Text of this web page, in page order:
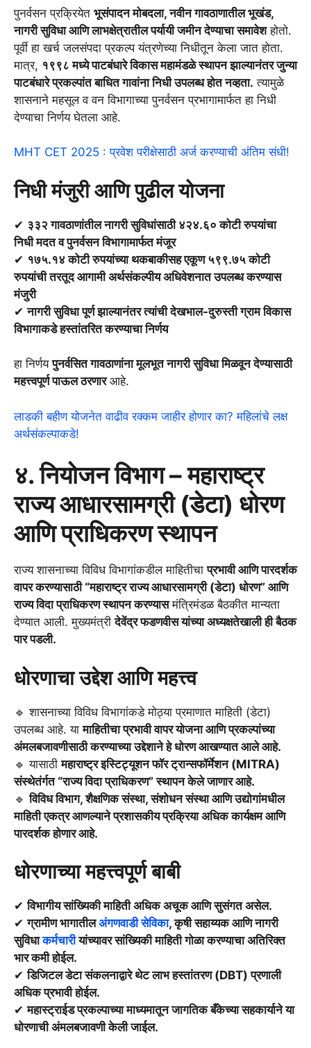
पुनर्वसन प्रक्रियेत भूसंपादन मोबदला, नवीन गावठाणातील भूखंड,
नागरी सुविधा आणि लाभक्षेत्रातील पर्यायी जमीन देण्याचा समावेशहोतो.
पूर्वी हा खर्च जलसंपदा प्रकल्प यंत्रणेच्या निधीतून केला जात होता.
मात्र, १९९८ मध्ये पाटबंधारे विकास महामंडळे स्थापन झाल्यानंतर जुन्या
पाटबंधारे प्रकल्पांत बाधित गावांना निधी उपलब्ध होत नव्हता. त्यामुळे
शासनाने महसूल व वन विभागाच्या पुनर्वसन प्रभागामार्फत हा निधी
देण्याचा निर्णय घेतला आहे.
MHT CET 2025 : प्रवेश परीक्षेसाठी अर्ज करण्याची अंतिम संधी!
निधी मंजुरी आणि पुढील योजना
✔ ३३२ गावठाणांतील नागरी सुविधांसाठी ४२४.६० कोटी रुपयांचा
निधी मदत व पुनर्वसन विभागामार्फत मंजूर
✔ १७५.१४ कोटी रुपयांच्या थकबाकीसह एकूण ५९९.७५ कोटी
रुपयांची तरतूद आगामी अर्थसंकल्पीय अधिवेशनात उपलब्ध करण्यास
मंजुरी
✔नागरी सुविधा पूर्ण झाल्यानंतर त्यांची देखभाल-दुरुस्ती ग्राम विकास
विभागाकडे हस्तांतरित करण्याचा निर्णय
हा निर्णयपुनर्वसित गावठाणांना मूलभूत नागरी सुविधा मिळवून देण्यासाठी
महत्त्वपूर्ण पाऊल ठरणारआहे.
लाडकी बहीण योजनेत वाढीव रक्कम जाहीर होणार का? महिलांचे लक्ष
अर्थसंकल्पाकडे!
४. नियोजन विभाग – महाराष्ट्र
राज्य आधारसामग्री (डेटा) धोरण
आणि प्राधिकरण स्थापन
राज्य शासनाच्या विविध विभागांकडील माहितीचाप्रभावी आणि पारदर्शक
वापर करण्यासाठी “महाराष्ट्र राज्य आधारसामग्री (डेटा) धोरण” आणि
राज्य विदा प्राधिकरण स्थापन करण्यासमंत्रिमंडळ बैठकीत मान्यता
देण्यात आली. मुख्यमंत्रीदेवेंद्र फडणवीस यांच्या अध्यक्षतेखाली ही बैठक
पार पडली.
धोरणाचा उद्देश आणि महत्त्व
🔹 शासनाच्या विविध विभागांकडे मोठ्या प्रमाणात माहिती (डेटा)
उपलब्ध आहे. यामाहितीचा प्रभावी वापर योजना आणि प्रकल्पांच्या
अंमलबजावणीसाठी करण्याच्या उद्देशाने हे धोरण आखण्यात आले आहे.
🔹 यासाठीमहाराष्ट्र इस्टिट्यूशन फॉर ट्रान्सफॉर्मेशन (MITRA)
संस्थेतंर्गत “राज्य विदा प्राधिकरण” स्थापन केले जाणार आहे.
🔹विविध विभाग, शैक्षणिक संस्था, संशोधन संस्था आणि उद्योगांमधील
माहिती एकत्र आणल्याने प्रशासकीय प्रक्रिया अधिक कार्यक्षम आणि
पारदर्शक होणार आहे.
धोरणाच्या महत्त्वपूर्ण बाबी
✔विभागीय सांख्यिकी माहिती अधिक अचूक आणि सुसंगत असेल.
✔ग्रामीण भागातीलअंगणवाडी सेविका, कृषी सहाय्यक आणि नागरी
सुविधाकर्मचारीयांच्यावर सांख्यिकी माहिती गोळा करण्याचा अतिरिक्त
भार कमी होईल.
✔डिजिटल डेटा संकलनाद्वारे थेट लाभ हस्तांतरण (DBT) प्रणाली
अधिक प्रभावी होईल.
✔महास्ट्राईड प्रकल्पाच्या माध्यमातून जागतिक बँकेच्या सहकार्याने या
धोरणाची अंमलबजावणी केली जाईल.